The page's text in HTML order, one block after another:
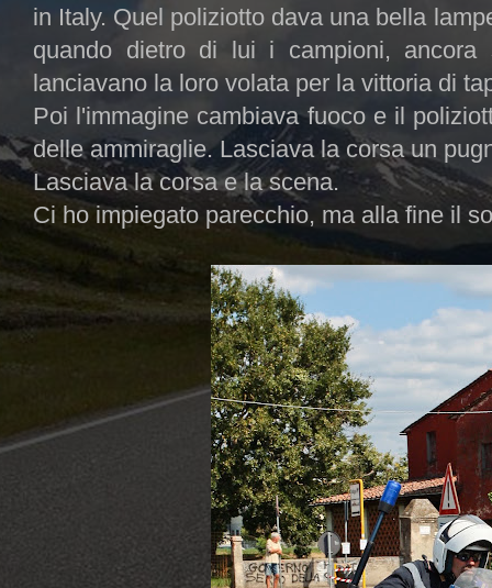
in Italy. Quel poliziotto dava una bella
quando dietro di lui i campioni,
lanciavano la loro volata per la vittoria di
Poi l'immagine cambiava fuoco e il
delle ammiraglie. Lasciava la corsa un
Lasciava la corsa e la scena.
Ci ho impiegato parecchio, ma alla fine il